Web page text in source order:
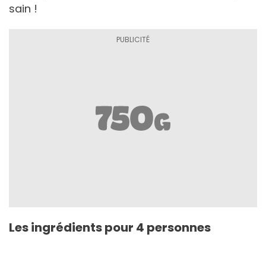
sain !
Les ingrédients pour 4 personnes